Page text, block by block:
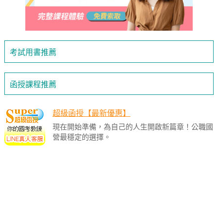
考試用書推薦
函授課程推薦
超級函授【最新優惠】
現在開始準備，為自己的人生開啟新篇章！公職國
營最穩定的選擇。